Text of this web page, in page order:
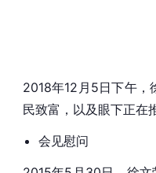
2018年12月5日下午，
民致富，以及眼下正在
会见慰问